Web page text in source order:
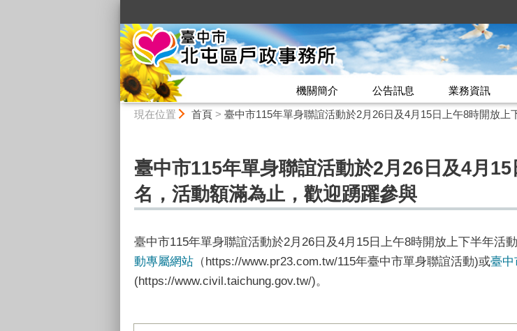
機關簡介 公告訊息 業務資訊
現在位置 首頁> 臺中市115年單身聯誼活動於2月26日及4月15日上午8時開放
臺中市115年單身聯誼活動於2月26日及4月
名，活動額滿為止，歡迎踴躍參與
臺中市115年單身聯誼活動於2月26日及4月15日上午8時開放上下半年活
動專屬網站 （https://www.pr23.com.tw/115年臺中市單身聯誼活動)或臺中
(https://www.civil.taichung.gov.tw/)。